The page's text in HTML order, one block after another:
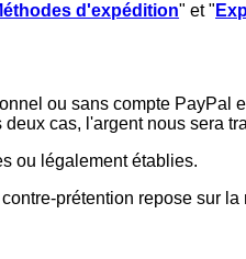
d'expédition" et "
ou sans compte PayPal
cas, l'argent nous sera
ou légalement établies.
prétention repose sur